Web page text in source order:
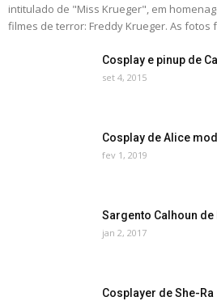
intitulado de "Miss Krueger", em
filmes de terror: Freddy Krueger. As fotos
Cosplay e pinup de
set 4, 2015
Cosplay de Alice
fev 1, 2019
Sargento Calhoun de
jan 2, 2017
Cosplayer de She-Ra